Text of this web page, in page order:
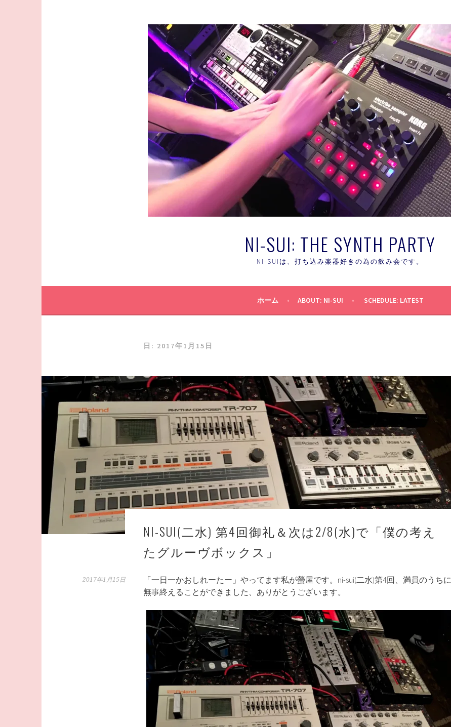
NI-SUI: THE SYNTH PARTY
NI-SUIは、打ち込み楽器好きの為の飲み会です。
ホーム ABOUT: NI-SUI SCHEDULE: LATEST
日: 2017年1月15日
NI-SUI(二水) 第4回御礼＆次は2/8(水)で「僕の考え
たグルーヴボックス」
2017年1月15日
「一日一かおしれーたー」やってます私が螢屋です。ni-sui(二水)第4回、満員のうちに
無事終えることができました、ありがとうございます。